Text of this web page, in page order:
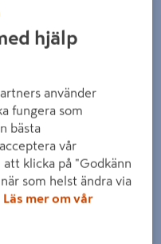
hjälp
använder
fungera som
bästa
vår
att klicka på "Godkänn
som helst ändra via
Läs mer om vår